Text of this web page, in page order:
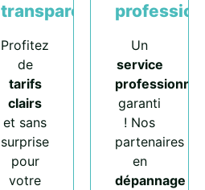
transparents
Profitez
de
tarifs
clairs
et sans
surprise
pour
votre
Un
service
professionnel
garanti
! Nos
partenaires
en
dépannage